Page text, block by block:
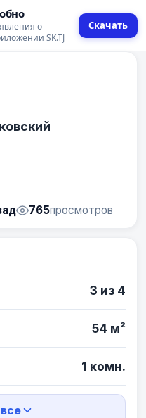
о
SK.TJ
Скачать
12 фото
765просмотров
3 из 4
54 м²
1 комн.